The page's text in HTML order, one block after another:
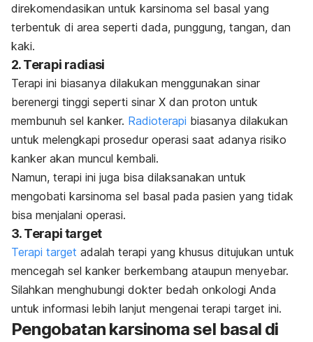
direkomendasikan untuk karsinoma sel basal yang
terbentuk di area seperti dada, punggung, tangan, dan
kaki.
2. Terapi radiasi
Terapi ini biasanya dilakukan menggunakan sinar
berenergi tinggi seperti sinar X dan proton untuk
membunuh sel kanker. Radioterapi biasanya dilakukan
untuk melengkapi prosedur operasi saat adanya risiko
kanker akan muncul kembali.
Namun, terapi ini juga bisa dilaksanakan untuk
mengobati karsinoma sel basal pada pasien yang tidak
bisa menjalani operasi.
3. Terapi target
Terapi target adalah terapi yang khusus ditujukan untuk
mencegah sel kanker berkembang ataupun menyebar.
Silahkan menghubungi dokter bedah onkologi Anda
untuk informasi lebih lanjut mengenai terapi target ini.
Pengobatan karsinoma sel basal di